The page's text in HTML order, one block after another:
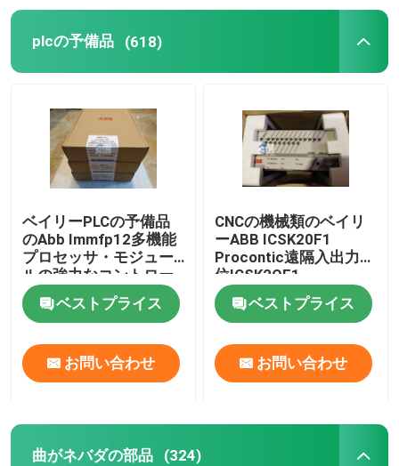
Westinghouseの大喝采
横川町モジュール
Bachmannモジュール
Hima PLC
Siemens モジュール
BRモジュール
plcの予備品 (618)
ベイリーPLCの予備品
のAbb Immfp12多機能
プロセッサ・モジュー
ルの強力なコントロー
ラー
ベストプライス
お問い合わせ
CNCの機械類のベイリ
ーABB ICSK20F1
Procontic遠隔入出力単
位ICSK2OF1
ベストプライス
お問い合わせ
曲がネバダの部品 (324)